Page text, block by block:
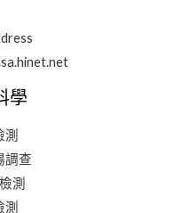
學
測
調查
測
測